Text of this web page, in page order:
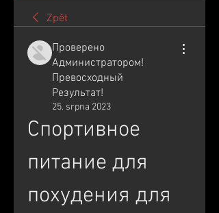
Zpět
Проверено
Администратором!
Превосходный
Результат!
25. srpna 2023
Спортивное
питание для
похудения для